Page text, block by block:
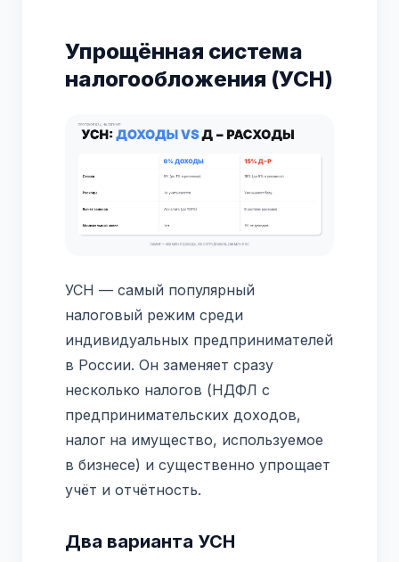
Упрощённая система
налогообложения (УСН)
УСН — самый популярный
налоговый режим среди
индивидуальных предпринимателей
в России. Он заменяет сразу
несколько налогов (НДФЛ с
предпринимательских доходов,
налог на имущество, используемое
в бизнесе) и существенно упрощает
учёт и отчётность.
Два варианта УСН